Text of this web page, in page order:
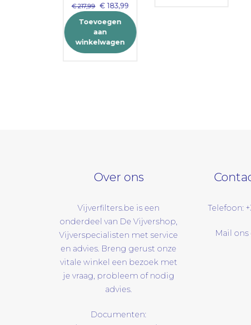
€217,99
Original
was:
€ 217,99.
€183,99Current
price
€ 183,99.
Toevoegen
aan
winkelwagen
Over ons
Vijverfilters.be is een
onderdeel van De Vijvershop,
Vijverspecialisten met service
en advies. Breng gerust onze
vitale winkel een bezoek met
je vraag, probleem of nodig
advies.
Documenten:
Telefoon:
Mail